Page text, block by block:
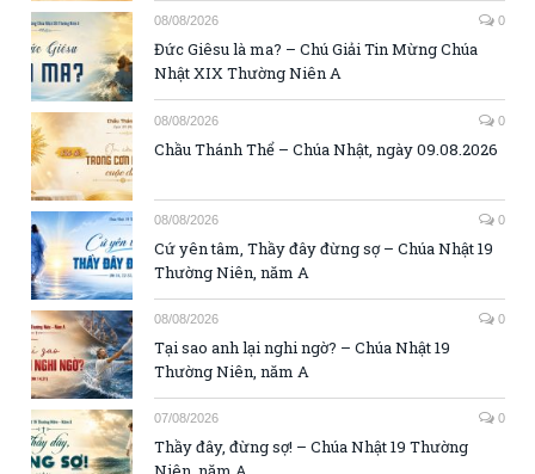
08/08/2026 0
Đức Giêsu là ma? – Chú Giải Tin Mừng Chúa
Nhật XIX Thường Niên A
08/08/2026 0
Chầu Thánh Thể – Chúa Nhật, ngày 09.08.2026
08/08/2026 0
Cứ yên tâm, Thầy đây đừng sợ – Chúa Nhật 19
Thường Niên, năm A
08/08/2026 0
Tại sao anh lại nghi ngờ? – Chúa Nhật 19
Thường Niên, năm A
07/08/2026 0
Thầy đây, đừng sợ! – Chúa Nhật 19 Thường